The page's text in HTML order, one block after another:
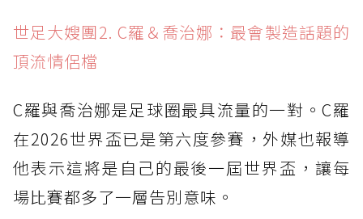
世足大嫂團2. C羅＆喬治娜：最會製造話題的
頂流情侶檔
C羅與喬治娜是足球圈最具流量的一對。C羅
在2026世界盃已是第六度參賽，外媒也報導
他表示這將是自己的最後一屆世界盃，讓每
場比賽都多了一層告別意味。